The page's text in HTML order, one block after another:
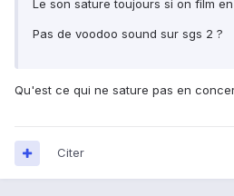
Le son sature toujours si on film
Pas de voodoo sound sur sgs 2 ?
Qu'est ce qui ne sature pas en
Citer